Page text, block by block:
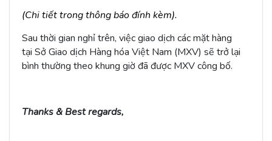
(Chi tiết trong thông báo đính kèm).
Sau thời gian nghỉ trên, việc giao dịch các mặt hàng
tại Sở Giao dịch Hàng hóa Việt Nam (MXV) sẽ trở lại
bình thường theo khung giờ đã được MXV công bố.
Thanks & Best regards,